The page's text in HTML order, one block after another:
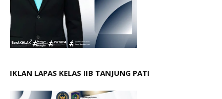
IKLAN LAPAS KELAS IIB TANJUNG PATI